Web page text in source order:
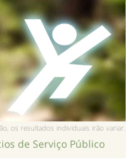
os resultados individuais irão variar.
de Serviço Público